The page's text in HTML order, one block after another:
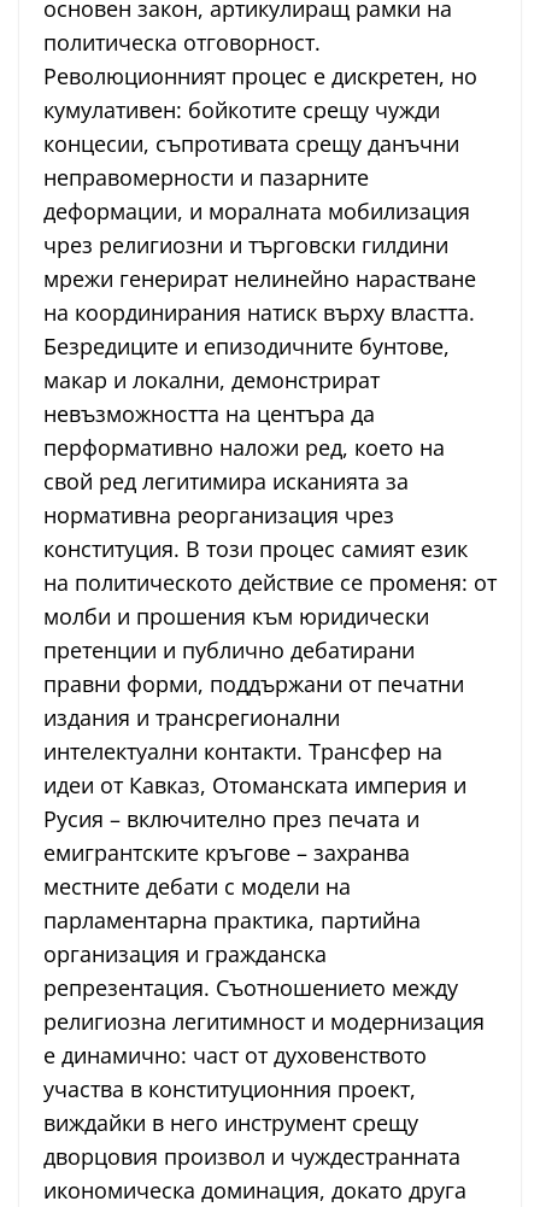
основен закон, артикулиращ рамки на
политическа отговорност.
Революционният процес е дискретен, но
кумулативен: бойкотите срещу чужди
концесии, съпротивата срещу данъчни
неправомерности и пазарните
деформации, и моралната мобилизация
чрез религиозни и търговски гилдини
мрежи генерират нелинейно нарастване
на координирания натиск върху властта.
Безредиците и епизодичните бунтове,
макар и локални, демонстрират
невъзможността на центъра да
перформативно наложи ред, което на
свой ред легитимира исканията за
нормативна реорганизация чрез
конституция. В този процес самият език
на политическото действие се променя: от
молби и прошения към юридически
претенции и публично дебатирани
правни форми, поддържани от печатни
издания и трансрегионални
интелектуални контакти. Трансфер на
идеи от Кавказ, Отоманската империя и
Русия – включително през печата и
емигрантските кръгове – захранва
местните дебати с модели на
парламентарна практика, партийна
организация и гражданска
репрезентация. Съотношението между
религиозна легитимност и модернизация
е динамично: част от духовенството
участва в конституционния проект,
виждайки в него инструмент срещу
дворцовия произвол и чуждестранната
икономическа доминация, докато друга